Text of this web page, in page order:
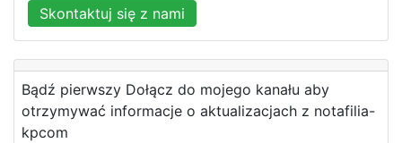
Skontaktuj się z nami
Bądź pierwszy Dołącz do mojego kanału aby
otrzymywać informacje o aktualizacjach z notafilia-
kpcom